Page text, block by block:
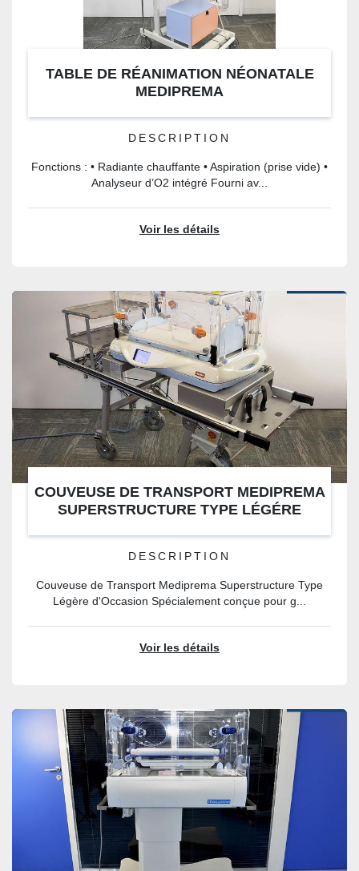
TABLE DE RÉANIMATION NÉONATALE
MEDIPREMA
DESCRIPTION
Fonctions : • Radiante chauffante • Aspiration (prise vide) •
Analyseur d’O2 intégré Fourni av...
Voir les détails
COUVEUSE DE TRANSPORT MEDIPREMA
SUPERSTRUCTURE TYPE LÉGÉRE
DESCRIPTION
Couveuse de Transport Mediprema Superstructure Type
Légère d'Occasion Spécialement conçue pour g...
Voir les détails